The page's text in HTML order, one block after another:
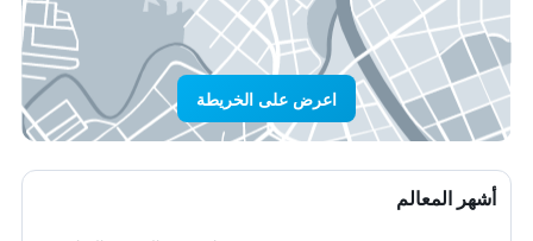
اعرض على الخريطة
أشهر المعالم